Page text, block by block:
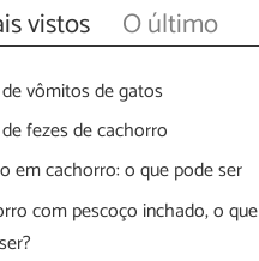
vistos O último
vômitos de gatos
fezes de cachorro
em cachorro: o que pode ser
com pescoço inchado, o que